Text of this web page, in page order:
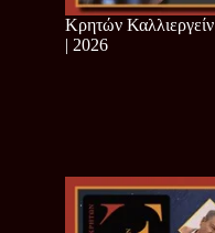
Κρητών Καλλιεργείν
| 2026